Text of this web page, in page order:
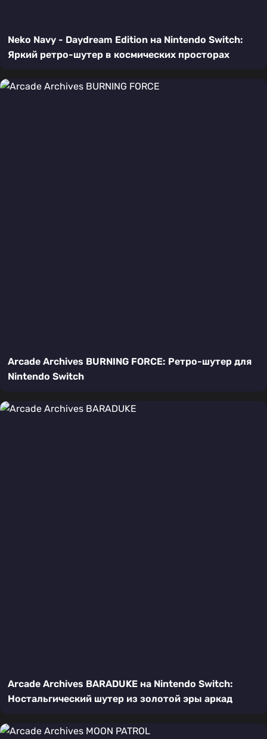
Neko Navy - Daydream Edition на Nintendo Switch:
Яркий ретро-шутер в космических просторах
Arcade Archives BURNING FORCE: Ретро-шутер для
Nintendo Switch
Arcade Archives BARADUKE на Nintendo Switch:
Ностальгический шутер из золотой эры аркад